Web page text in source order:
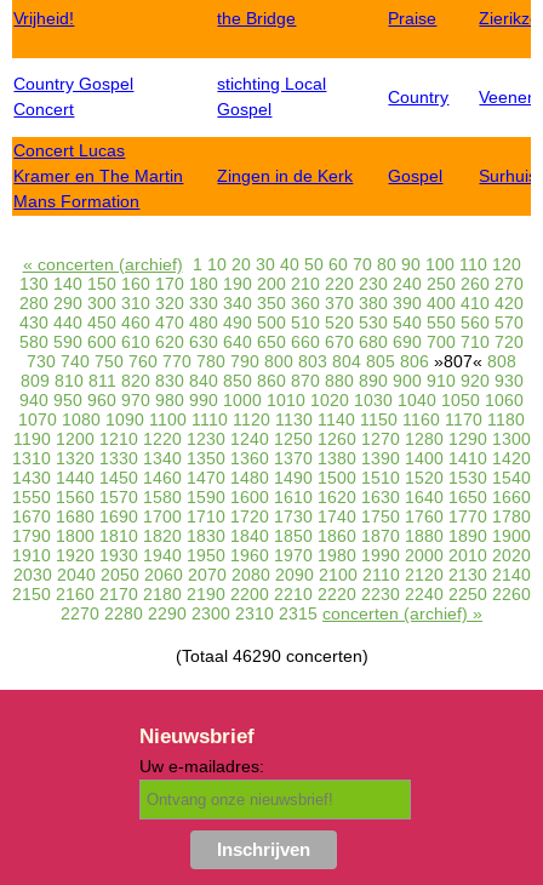
Vrijheid! the Bridge Praise
Country Gospel
Concert
stichting Local
Gospel
Country
Concert Lucas
Kramer en The Martin
Mans Formation
Zingen in de Kerk Gospel
« concerten (archief) 1 10 20 30 40 50 60 70 80 90 100 110 120
130 140 150 160 170 180 190 200 210 220 230 240 250 260 270
280 290 300 310 320 330 340 350 360 370 380 390 400 410 420
430 440 450 460 470 480 490 500 510 520 530 540 550 560 570
580 590 600 610 620 630 640 650 660 670 680 690 700 710 720
730 740 750 760 770 780 790 800 803 804 805 806 »807« 808
809 810 811 820 830 840 850 860 870 880 890 900 910 920 930
940 950 960 970 980 990 1000 1010 1020 1030 1040 1050 1060
1070 1080 1090 1100 1110 1120 1130 1140 1150 1160 1170 1180
1190 1200 1210 1220 1230 1240 1250 1260 1270 1280 1290 1300
1310 1320 1330 1340 1350 1360 1370 1380 1390 1400 1410 1420
1430 1440 1450 1460 1470 1480 1490 1500 1510 1520 1530 1540
1550 1560 1570 1580 1590 1600 1610 1620 1630 1640 1650 1660
1670 1680 1690 1700 1710 1720 1730 1740 1750 1760 1770 1780
1790 1800 1810 1820 1830 1840 1850 1860 1870 1880 1890 1900
1910 1920 1930 1940 1950 1960 1970 1980 1990 2000 2010 2020
2030 2040 2050 2060 2070 2080 2090 2100 2110 2120 2130 2140
2150 2160 2170 2180 2190 2200 2210 2220 2230 2240 2250 2260
2270 2280 2290 2300 2310 2315 concerten (archief) »
(Totaal 46290 concerten)
Nieuwsbrief
Uw e-mailadres: